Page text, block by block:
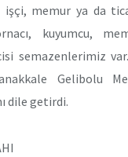
memur ya da
kuyumcu,
semazenlerimiz
Gelibolu
dile getirdi.